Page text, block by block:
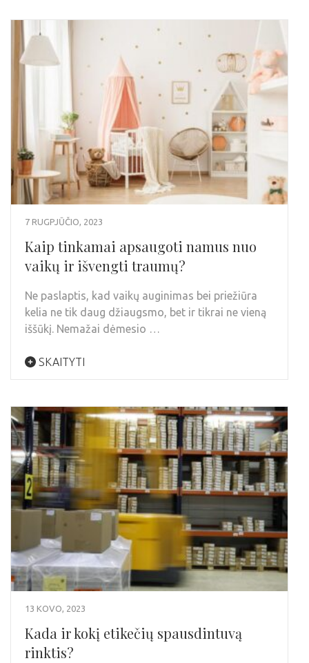
7 RUGPJŪČIO, 2023
Kaip tinkamai apsaugoti namus nuo
vaikų ir išvengti traumų?
Ne paslaptis, kad vaikų auginimas bei priežiūra
kelia ne tik daug džiaugsmo, bet ir tikrai ne vieną
iššūkį. Nemažai dėmesio …
SKAITYTI
13 KOVO, 2023
Kada ir kokį etikečių spausdintuvą
rinktis?